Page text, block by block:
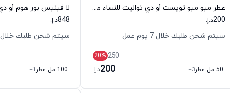
عطر ميو ميو تويست أو دي تواليت للنساء ميو ميو
200د.إ.
سيتم شحن طلبك خلال 7 يوم عمل
250
20%
50 مل عطر
+3
200د.إ.
848د.إ.
سيتم شحن طلبك خلال 3 يوم عمل
100 مل عطر +1